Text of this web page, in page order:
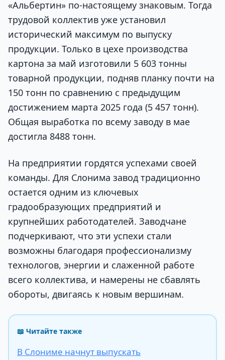
«Альбертин» по-настоящему знаковым. Тогда
трудовой коллектив уже установил
исторический максимум по выпуску
продукции. Только в цехе производства
картона за май изготовили 5 603 тонны
товарной продукции, подняв планку почти на
150 тонн по сравнению с предыдущим
достижением марта 2025 года (5 457 тонн).
Общая выработка по всему заводу в мае
достигла 8488 тонн.
На предприятии гордятся успехами своей
команды. Для Слонима завод традиционно
остается одним из ключевых
градообразующих предприятий и
крупнейших работодателей. Заводчане
подчеркивают, что эти успехи стали
возможны благодаря профессионализму
технологов, энергии и слаженной работе
всего коллектива, и намерены не сбавлять
обороты, двигаясь к новым вершинам.
📖 Читайте также
В Слониме начнут выпускать